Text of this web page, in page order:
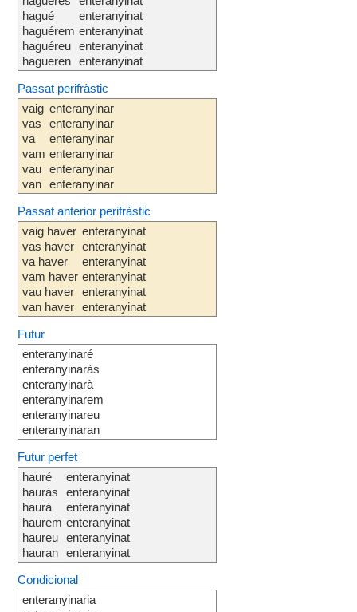
hagué
haguérem
haguéreu
hagueren
enteranyinat
enteranyinat
enteranyinat
enteranyinat
Passat perifràstic
vaig
vas
va
vam
vau
van
enteranyinar
enteranyinar
enteranyinar
enteranyinar
enteranyinar
enteranyinar
Passat anterior perifràstic
vaig haver
vas haver
va haver
vam haver
vau haver
van haver
enteranyinat
enteranyinat
enteranyinat
enteranyinat
enteranyinat
enteranyinat
Futur
enteranyinaré
enteranyinaràs
enteranyinarà
enteranyinarem
enteranyinareu
enteranyinaran
Futur perfet
hauré
hauràs
haurà
haurem
haureu
hauran
enteranyinat
enteranyinat
enteranyinat
enteranyinat
enteranyinat
enteranyinat
Condicional
enteranyinaria